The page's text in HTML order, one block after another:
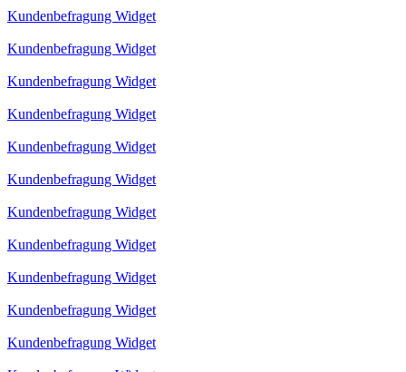
Kundenbefragung Widget
Kundenbefragung Widget
Kundenbefragung Widget
Kundenbefragung Widget
Kundenbefragung Widget
Kundenbefragung Widget
Kundenbefragung Widget
Kundenbefragung Widget
Kundenbefragung Widget
Kundenbefragung Widget
Kundenbefragung Widget